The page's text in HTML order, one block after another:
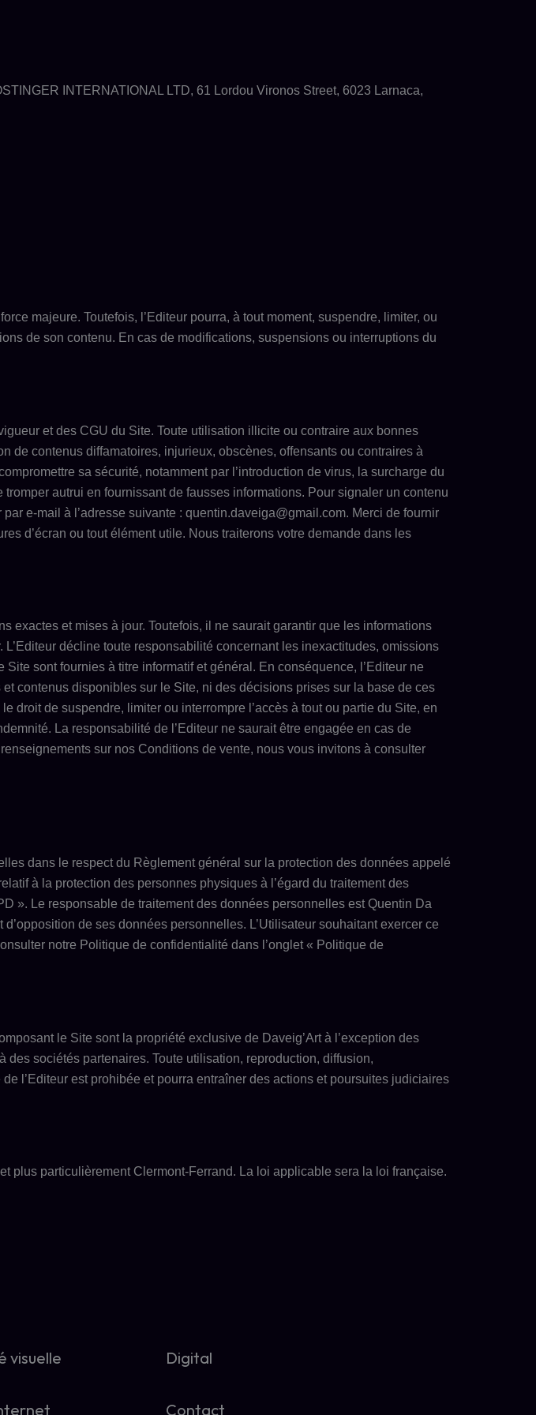
INTERNATIONAL LTD, 61 Lordou Vironos Street, 6023 Larnaca,
majeure. Toutefois, l’Editeur pourra, à tout moment, suspendre, limiter, ou
de son contenu. En cas de modifications, suspensions ou interruptions du
et des CGU du Site. Toute utilisation illicite ou contraire aux bonnes
de contenus diffamatoires, injurieux, obscènes, offensants ou contraires à
sa sécurité, notamment par l’introduction de virus, la surcharge du
tromper autrui en fournissant de fausses informations. Pour signaler un contenu
e-mail à l’adresse suivante : quentin.daveiga@gmail.com. Merci de fournir
d’écran ou tout élément utile. Nous traiterons votre demande dans les
exactes et mises à jour. Toutefois, il ne saurait garantir que les informations
décline toute responsabilité concernant les inexactitudes, omissions
sont fournies à titre informatif et général. En conséquence, l’Editeur ne
contenus disponibles sur le Site, ni des décisions prises sur la base de ces
droit de suspendre, limiter ou interrompre l’accès à tout ou partie du Site, en
La responsabilité de l’Editeur ne saurait être engagée en cas de
sur nos Conditions de vente, nous vous invitons à consulter
dans le respect du Règlement général sur la protection des données appelé
à la protection des personnes physiques à l’égard du traitement des
». Le responsable de traitement des données personnelles est Quentin Da
de ses données personnelles. L’Utilisateur souhaitant exercer ce
notre Politique de confidentialité dans l’onglet « Politique de
le Site sont la propriété exclusive de Daveig’Art à l’exception des
sociétés partenaires. Toute utilisation, reproduction, diffusion,
l’Editeur est prohibée et pourra entraîner des actions et poursuites judiciaires
et plus particulièrement Clermont-Ferrand. La loi applicable sera la loi française.
visuelle Digital
Contact